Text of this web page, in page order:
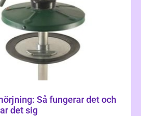
Så fungerar det och
det sig